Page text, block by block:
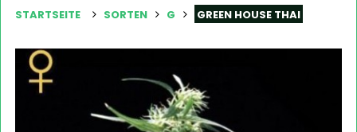
STARTSEITE SORTEN G GREEN HOUSE THAI